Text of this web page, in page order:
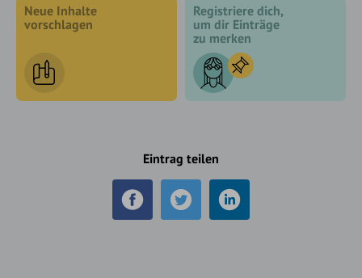
Neue Inhalte
vorschlagen
Registriere dich,
um dir Einträge
zu merken
Eintrag teilen